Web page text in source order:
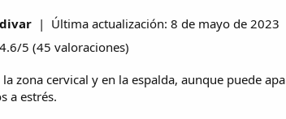
| Última actualización: 8 de mayo de 2023
5 (45 valoraciones)
zona cervical y en la espalda, aunque puede
a estrés.